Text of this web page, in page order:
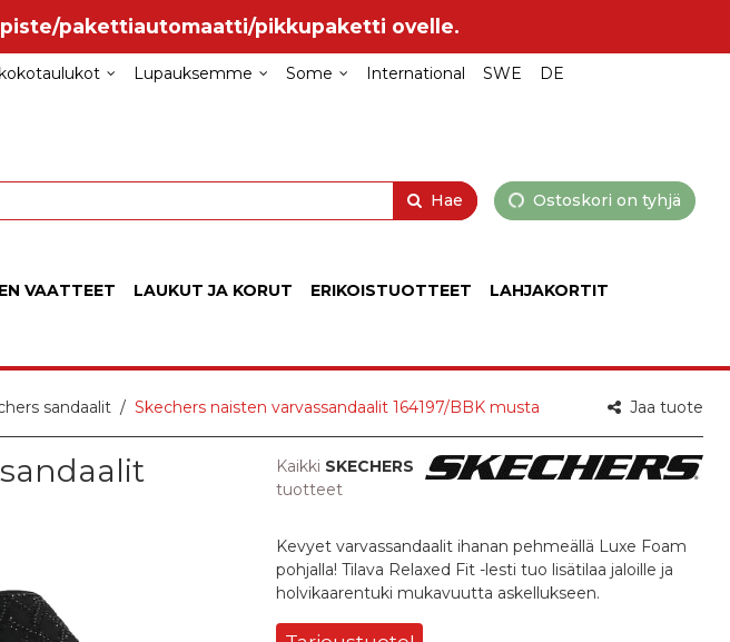
pakettiautomaatti/pikkupaketti ovelle.
Lupauksemme Some International SWE DE
Hae Ostoskori on tyhjä
VAATTEET LAUKUT JA KORUT ERIKOISTUOTTEET LAHJAKORTIT
Jaa tuote
sandaalit Skechers naisten varvassandaalit 164197/BBK musta
Kaikki SKECHERS
tuotteet
Kevyet varvassandaalit ihanan pehmeällä Luxe Foam
pohjalla! Tilava Relaxed Fit -lesti tuo lisätilaa jaloille ja
holvikaarentuki mukavuutta askellukseen.